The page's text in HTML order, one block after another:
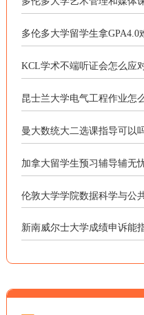
多伦多大学留学生拿GPA4.0
KCL学术不端听证会怎么应
昆士兰大学电气工程作业怎
曼大数统大二选课指导可以
加拿大留学生预习辅导辅无
伦敦大学学院数据科学与公
新南威尔士大学成绩申诉能